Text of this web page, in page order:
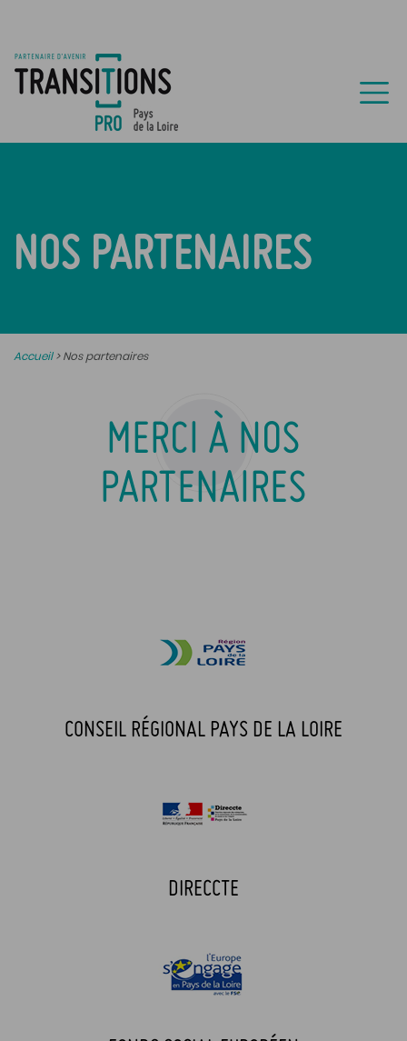
NOS PARTENAIRES
Accueil>Nos partenaires
MERCI À NOS
PARTENAIRES
CONSEIL RÉGIONAL PAYS DE LA LOIRE
DIRECCTE